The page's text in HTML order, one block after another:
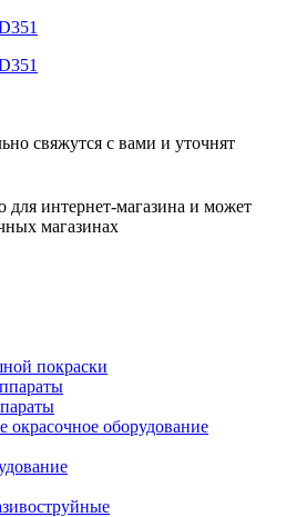
свяжутся с вами и уточнят
для интернет-магазина и может
магазинах
покраски
оборудование